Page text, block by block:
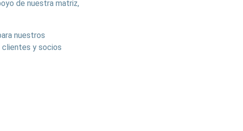
de nuestra matriz,
nuestros
y socios